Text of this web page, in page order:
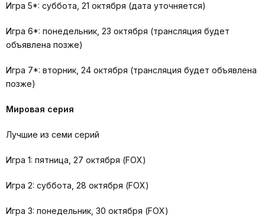
Игра 5*: суббота, 21 октября (дата уточняется)
Игра 6*: понедельник, 23 октября (трансляция будет
объявлена позже)
Игра 7*: вторник, 24 октября (трансляция будет объявлена
позже)
Мировая серия
Лучшие из семи серий
Игра 1: пятница, 27 октября (FOX)
Игра 2: суббота, 28 октября (FOX)
Игра 3: понедельник, 30 октября (FOX)